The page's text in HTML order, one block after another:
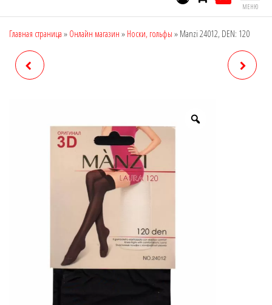
МЕНЮ
Главная страница » Онлайн магазин » Носки, гольфы » Manzi 24012, DEN: 120